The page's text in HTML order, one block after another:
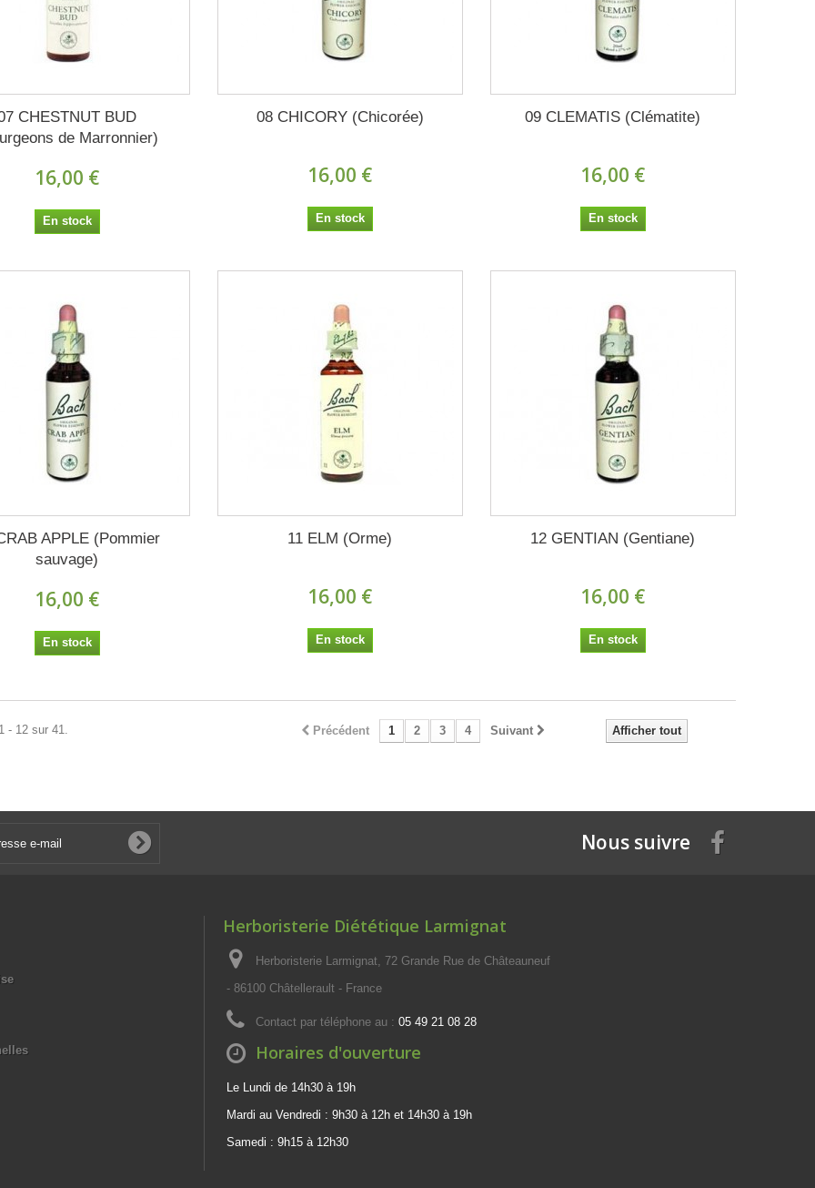
CHESTNUT BUD
de Marronnier)
16,00 €
En stock
08 CHICORY (Chicorée)
16,00 €
En stock
09 CLEMATIS (Clématite)
16,00 €
En stock
APPLE (Pommier
sauvage)
16,00 €
En stock
11 ELM (Orme)
16,00 €
En stock
12 GENTIAN (Gentiane)
16,00 €
En stock
Afficher tout
Précédent 1 2 3 4 Suivant
- 12 sur 41.
Nous suivre
Herboristerie Diététique Larmignat
Herboristerie Larmignat, 72 Grande Rue de Châteauneuf
- 86100 Châtellerault - France
Contact par téléphone au : 05 49 21 08 28
Horaires d'ouverture
Le Lundi de 14h30 à 19h
Mardi au Vendredi : 9h30 à 12h et 14h30 à 19h
Samedi : 9h15 à 12h30